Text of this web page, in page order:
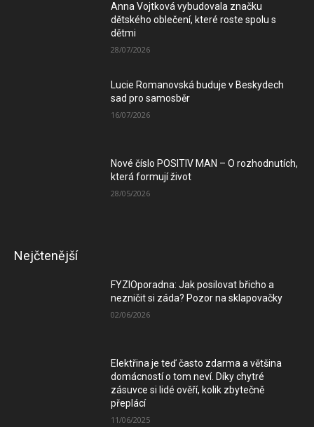
Anna Vojtková vybudovala značku
dětského oblečení, které roste spolu s
dětmi
28/07/2026
Lucie Romanovská buduje v Beskydech
sad pro samosběr
16/07/2026
Nové číslo POSITIV MAN – O rozhodnutích,
která formují život
28/05/2026
Nejčtenější
FYZIOporadna: Jak posilovat břicho a
nezničit si záda? Pozor na sklapovačky
02/06/2026
Elektřina je teď často zdarma a většina
domácností o tom neví. Díky chytré
zásuvce si lidé ověří, kolik zbytečně
přeplácí
11/06/2025